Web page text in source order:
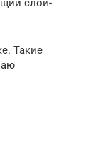
слой-
Такие